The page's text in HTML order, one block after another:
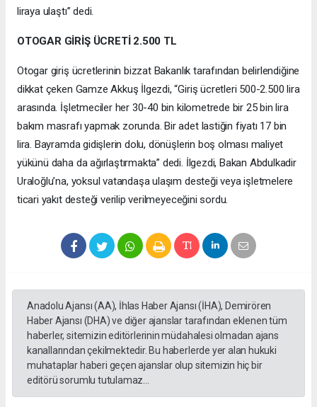
liraya ulaştı” dedi.
OTOGAR GİRİŞ ÜCRETİ 2.500 TL
Otogar giriş ücretlerinin bizzat Bakanlık tarafından belirlendiğine
dikkat çeken Gamze Akkuş İlgezdi, “Giriş ücretleri 500-2.500 lira
arasında. İşletmeciler her 30-40 bin kilometrede bir 25 bin lira
bakım masrafı yapmak zorunda. Bir adet lastiğin fiyatı 17 bin
lira. Bayramda gidişlerin dolu, dönüşlerin boş olması maliyet
yükünü daha da ağırlaştırmakta” dedi. İlgezdi, Bakan Abdulkadir
Uraloğlu’na, yoksul vatandaşa ulaşım desteği veya işletmelere
ticari yakıt desteği verilip verilmeyeceğini sordu.
Anadolu Ajansı (AA), İhlas Haber Ajansı (İHA), Demirören
Haber Ajansı (DHA) ve diğer ajanslar tarafından eklenen tüm
haberler, sitemizin editörlerinin müdahalesi olmadan ajans
kanallarından çekilmektedir. Bu haberlerde yer alan hukuki
muhataplar haberi geçen ajanslar olup sitemizin hiç bir
editörü sorumlu tutulamaz...